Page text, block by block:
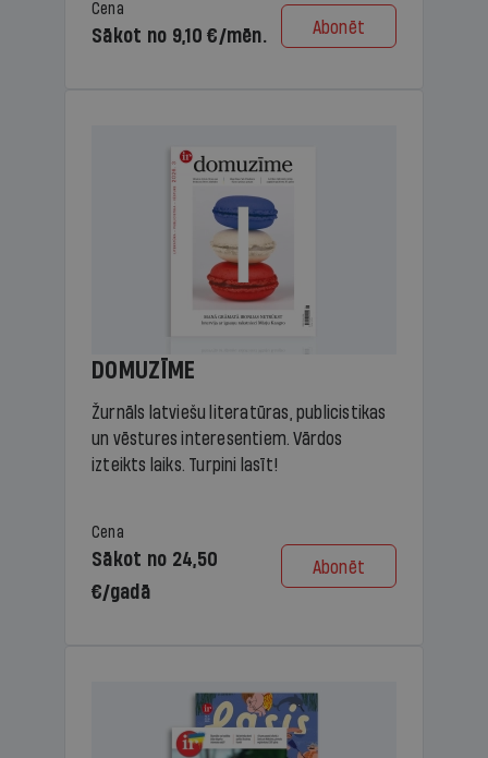
Cena
Sākot no 9,10 €/mēn. Abonēt
DOMUZĪME
Žurnāls latviešu literatūras, publicistikas
un vēstures interesentiem. Vārdos
izteikts laiks. Turpini lasīt!
Cena
Sākot no 24,50
€/gadā
Abonēt